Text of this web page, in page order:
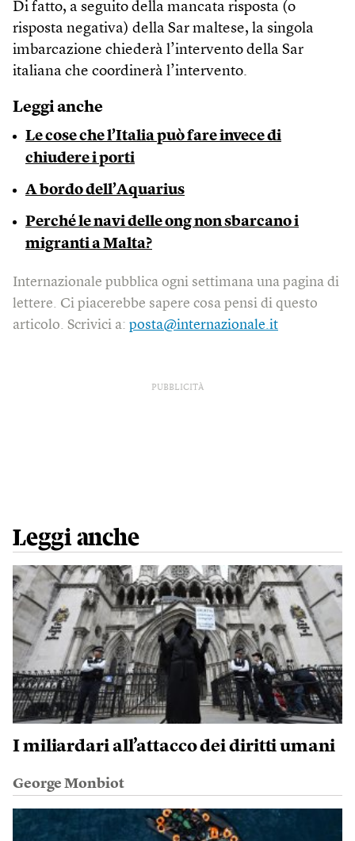
Di fatto, a seguito della mancata risposta (o
risposta negativa) della Sar maltese, la singola
imbarcazione chiederà l’intervento della Sar
italiana che coordinerà l’intervento.
Leggi anche
Le cose che l’Italia può fare invece di
chiudere i porti
A bordo dell’Aquarius
Perché le navi delle ong non sbarcano i
migranti a Malta?
Internazionale pubblica ogni settimana una pagina di
lettere. Ci piacerebbe sapere cosa pensi di questo
articolo. Scrivici a: posta@internazionale.it
PUBBLICITÀ
Leggi anche
I miliardari all’attacco dei diritti umani
George Monbiot